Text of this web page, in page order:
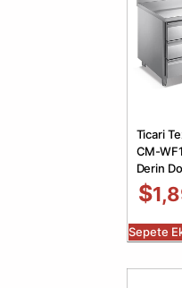
Ticari
CM-
Derin
$
Sepete